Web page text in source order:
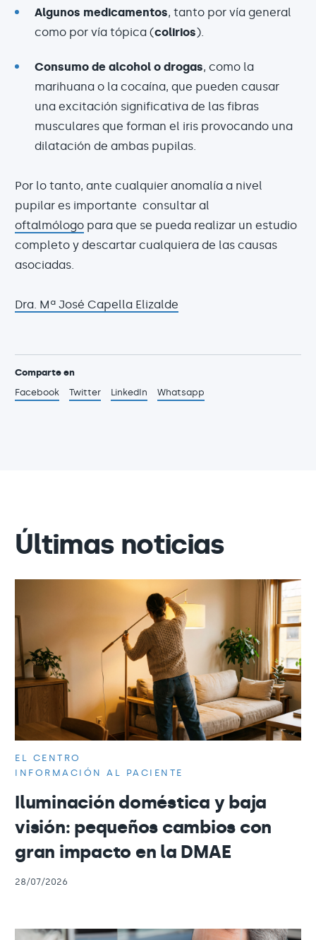
Algunos medicamentos, tanto por vía general
como por vía tópica (colirios).
Consumo de alcohol o drogas, como la
marihuana o la cocaína, que pueden causar
una excitación significativa de las fibras
musculares que forman el iris provocando una
dilatación de ambas pupilas.
Por lo tanto, ante cualquier anomalía a nivel
pupilar es importante consultar al
oftalmólogo para que se pueda realizar un estudio
completo y descartar cualquiera de las causas
asociadas.
Dra. Mª José Capella Elizalde
Comparte en
Facebook
Twitter LinkedIn Whatsapp
Últimas noticias
EL CENTRO
INFORMACIÓN AL PACIENTE
Iluminación doméstica y baja
visión: pequeños cambios con
gran impacto en la DMAE
28/07/2026